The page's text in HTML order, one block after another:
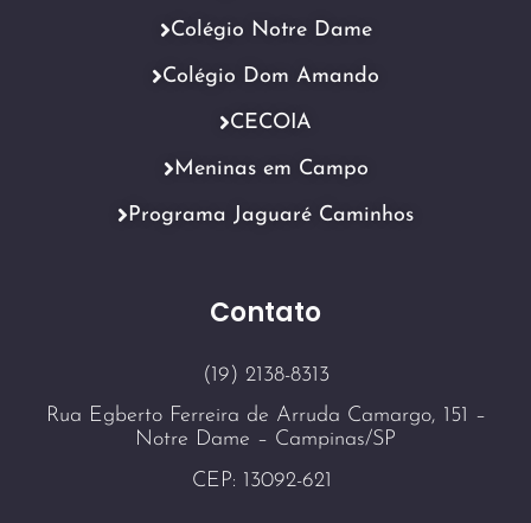
Contato
(19) 2138-8313
Rua Egberto Ferreira de Arruda Camargo, 151 –
Notre Dame – Campinas/SP
CEP: 13092-621
Colégio Notre Dame
Colégio Dom Amando
CECOIA
Meninas em Campo
Programa Jaguaré Caminhos